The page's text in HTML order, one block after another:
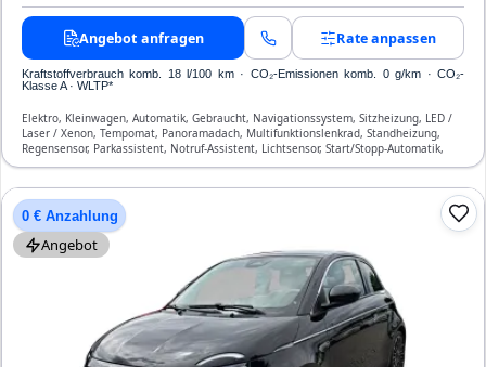
Angebot anfragen Rate anpassen
Kraftstoffverbrauch komb. 18 l/100 km · CO₂-Emissionen komb. 0 g/km · CO₂-
Klasse A · WLTP*
Elektro, Kleinwagen, Automatik, Gebraucht, Navigationssystem, Sitzheizung, LED /
Laser / Xenon, Tempomat, Panoramadach, Multifunktionslenkrad, Standheizung,
Regensensor, Parkassistent, Notruf-Assistent, Lichtsensor, Start/Stopp-Automatik,
Bluetooth, Freisprecheinrichtung, Verkehrszeichen-Erkennung, ESP, ABS,
0 € Anzahlung
Angebot